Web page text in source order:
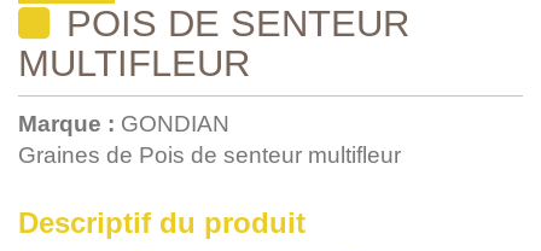
POIS DE SENTEUR
MULTIFLEUR
Marque : GONDIAN
Graines de Pois de senteur multifleur
Descriptif du produit